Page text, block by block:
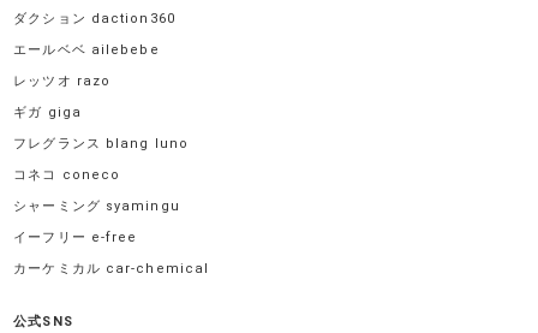
ダクション daction360
エールベベ ailebebe
レッツオ razo
ギガ giga
フレグランス blang luno
コネコ coneco
シャーミング syamingu
イーフリー e-free
カーケミカル car-chemical
公式SNS